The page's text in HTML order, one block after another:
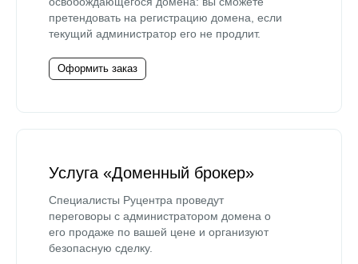
претендовать на регистрацию домена, если
текущий администратор его не продлит.
Оформить заказ
Услуга «Доменный брокер»
Специалисты Руцентра проведут
переговоры с администратором домена о
его продаже по вашей цене и организуют
безопасную сделку.